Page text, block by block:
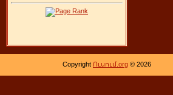
Copyright Ուսում.org © 2026